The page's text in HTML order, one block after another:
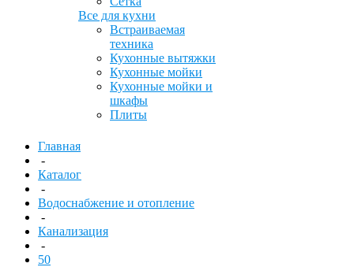
Все для кухни
Встраиваемая
техника
Кухонные вытяжки
Кухонные мойки
Кухонные мойки и
шкафы
Плиты
Главная
-
Каталог
-
Водоснабжение и отопление
-
Канализация
-
50